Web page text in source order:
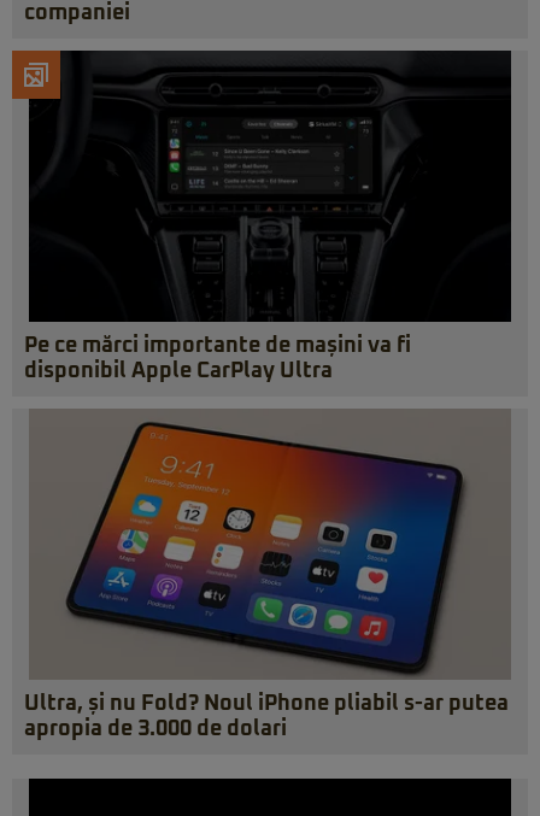
companiei
Pe ce mărci importante de mașini va fi
disponibil Apple CarPlay Ultra
Ultra, și nu Fold? Noul iPhone pliabil s-ar putea
apropia de 3.000 de dolari